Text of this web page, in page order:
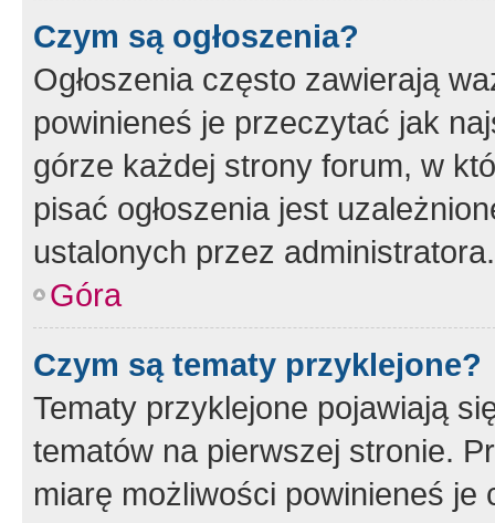
Czym są ogłoszenia?
Ogłoszenia często zawierają
powinieneś je przeczytać jak
górze każdej strony forum, w
pisać ogłoszenia jest
ustalonych przez administratora.
Góra
Czym są tematy przyklejone?
Tematy przyklejone pojawiają
tematów na pierwszej stronie.
miarę możliwości powinieneś je